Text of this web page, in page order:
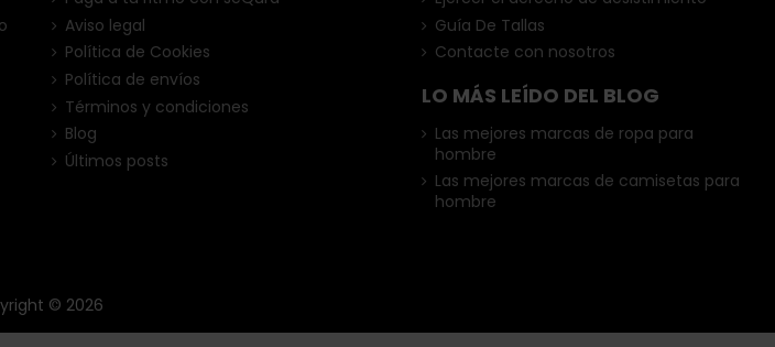
Guía De Tallas
Contacte con nosotros
LO MÁS LEÍDO DEL BLOG
Las mejores marcas de ropa para
hombre
Las mejores marcas de camisetas para
hombre
Aviso legal
Política de Cookies
Política de envíos
Términos y condiciones
Blog
Últimos posts
© 2026